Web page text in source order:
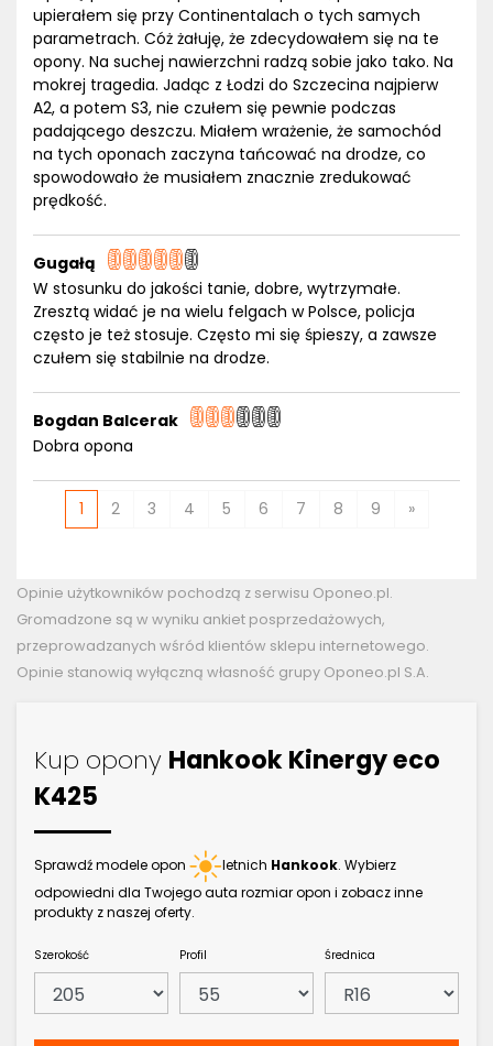
upierałem się przy Continentalach o tych samych
parametrach. Cóż żałuję, że zdecydowałem się na te
opony. Na suchej nawierzchni radzą sobie jako tako. Na
mokrej tragedia. Jadąc z Łodzi do Szczecina najpierw
A2, a potem S3, nie czułem się pewnie podczas
padającego deszczu. Miałem wrażenie, że samochód
na tych oponach zaczyna tańcować na drodze, co
spowodowało że musiałem znacznie zredukować
prędkość.
Gugałą
W stosunku do jakości tanie, dobre, wytrzymałe.
Zresztą widać je na wielu felgach w Polsce, policja
często je też stosuje. Często mi się śpieszy, a zawsze
czułem się stabilnie na drodze.
Bogdan Balcerak
Dobra opona
1 2 3 4 5 6 7 8 9 »
Opinie użytkowników pochodzą z serwisu Oponeo.pl.
Gromadzone są w wyniku ankiet posprzedażowych,
przeprowadzanych wśród klientów sklepu internetowego.
Opinie stanowią wyłączną własność grupy Oponeo.pl S.A.
Kup opony Hankook Kinergy eco
K425
Sprawdź modele opon letnich Hankook. Wybierz
odpowiedni dla Twojego auta rozmiar opon i zobacz inne
produkty z naszej oferty.
Szerokość Profil Średnica